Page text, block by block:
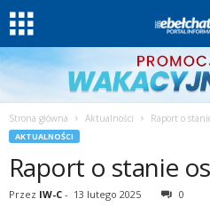
Strona główna Aktualności Raport o
AKTUALNOŚCI
Raport o stanie
Przez IW-C - 13 lutego 2025 0